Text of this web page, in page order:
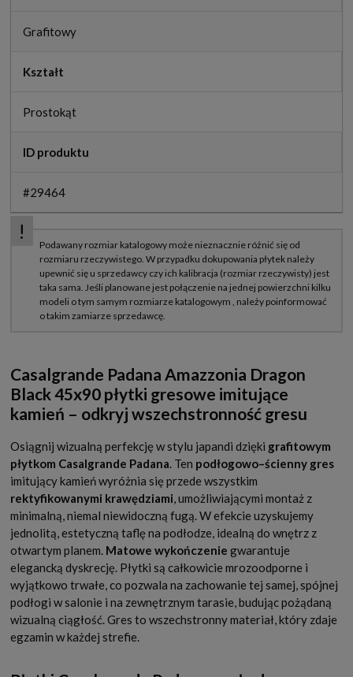
Grafitowy
Kształt
Prostokąt
ID produktu
#29464
Casalgrande Padana Amazzonia Dragon
Black 45x90 płytki gresowe imitujące
kamień – odkryj wszechstronność gresu
Osiągnij wizualną perfekcję w stylu japandi dzięki grafitowym
płytkom Casalgrande Padana. Ten podłogowo–ścienny gres
imitujący kamień wyróżnia się przede wszystkim
rektyfikowanymi krawędziami, umożliwiającymi montaż z
minimalną, niemal niewidoczną fugą. W efekcie uzyskujemy
jednolitą, estetyczną taflę na podłodze, idealną do wnętrz z
otwartym planem. Matowe wykończenie gwarantuje
elegancką dyskrecję. Płytki są całkowicie mrozoodporne i
wyjątkowo trwałe, co pozwala na zachowanie tej samej, spójnej
podłogi w salonie i na zewnętrznym tarasie, budując pożądaną
wizualną ciągłość. Gres to wszechstronny materiał, który zdaje
egzamin w każdej strefie.